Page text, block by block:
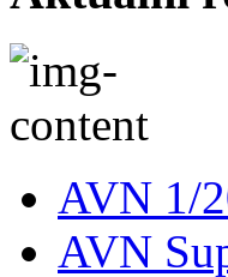
AVN 1/
AVN